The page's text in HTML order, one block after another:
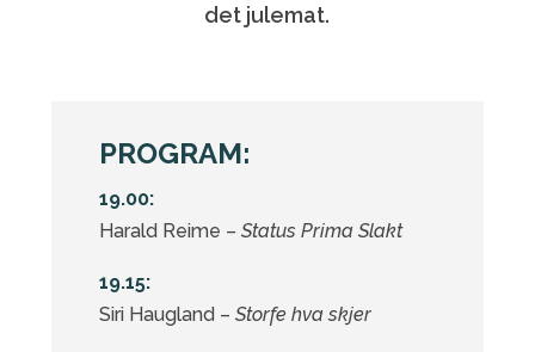
det julemat.
PROGRAM:
19.00:
Harald Reime – Status Prima Slakt
19.15:
Siri Haugland – Storfe hva skjer